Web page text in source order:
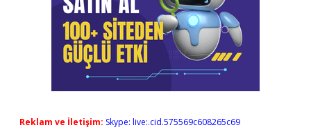
Reklam ve İletişim: Skype: live:.cid.575569c608265c69